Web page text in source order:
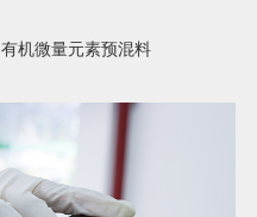
有机微量元素预混料